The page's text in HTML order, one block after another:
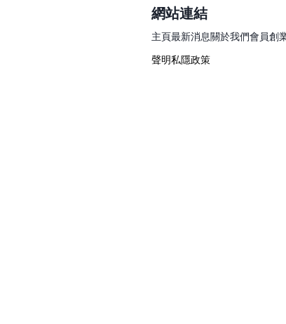
網站連結
主頁最新消息關於我們會員創
聲明私隱政策